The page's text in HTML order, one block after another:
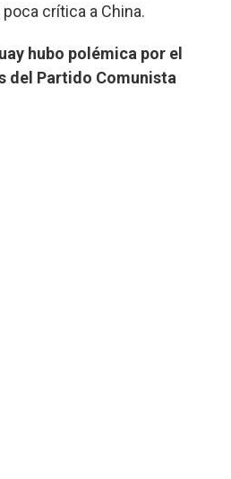
crítica a China.
hubo polémica por el
del Partido Comunista